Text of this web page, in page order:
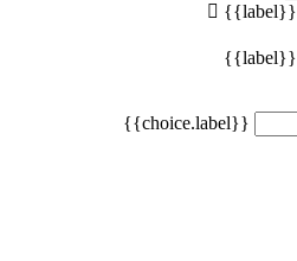
{{label}}
{{label}}
{{choice.label}}